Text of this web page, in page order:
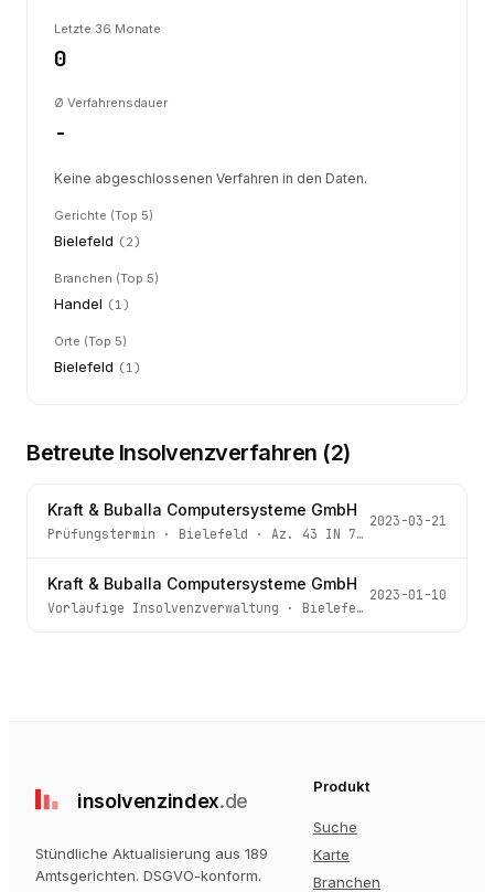
Letzte 36 Monate
0
Ø Verfahrensdauer
-
Keine abgeschlossenen Verfahren in den Daten.
Gerichte (Top 5)
Bielefeld (2)
Branchen (Top 5)
Handel (1)
Orte (Top 5)
Bielefeld (1)
Betreute Insolvenzverfahren (2)
Kraft & Buballa Computersysteme GmbH
Prüfungstermin · Bielefeld · Az. 43 IN 796/22
2023-03-21
Kraft & Buballa Computersysteme GmbH
Vorläufige Insolvenzverwaltung · Bielefeld
2023-01-10
insolvenzindex.de
Stündliche Aktualisierung aus 189
Amtsgerichten. DSGVO-konform.
Produkt
Suche
Karte
Branchen